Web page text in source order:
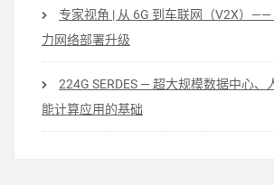
专家视角 | 从 6G 到车联网（V2X）
力网络部署升级
224G SERDES — 超大规模数据中心、
能计算应用的基础